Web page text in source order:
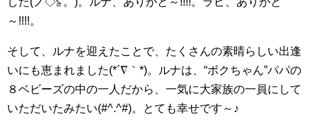
～!!!!。
そして、ルナを迎えたことで、たくさんの素晴らしい出逢
いにも恵まれました(*´∇｀*)。ルナは、“ボクちゃん”パパの
８ベビーズの中の一人だから、一気に大家族の一員にして
いただいたみたい(#^.^#)。とても幸せです～♪